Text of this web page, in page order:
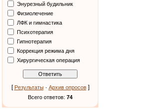
Энурезный будильник
Физиолечение
ЛФК и гимнастика
Психотерапия
Гипнотерапия
Коррекция режима дня
Хирургическая операция
[ Результаты· Архив опросов]
Всего ответов: 74